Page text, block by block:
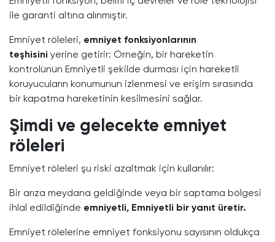
ile garanti altına alınmıştır.
Emniyet röleleri, emniyet fonksiyonlarının
teşhisini yerine getirir: Örneğin, bir hareketin
kontrolünün Emniyetli şekilde durması için hareketli
koruyucuların konumunun izlenmesi ve erişim sırasında
bir kapatma hareketinin kesilmesini sağlar.
Şimdi ve gelecekte emniyet
röleleri
Emniyet röleleri şu riski azaltmak için kullanılır:
Bir arıza meydana geldiğinde veya bir saptama bölgesi
ihlal edildiğinde emniyetli, Emniyetli bir yanıt üretir.
Emniyet rölelerine emniyet fonksiyonu sayısının oldukça